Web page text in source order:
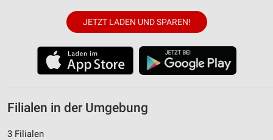
JETZT LADEN UND SPAREN!
Filialen in der Umgebung
3 Filialen